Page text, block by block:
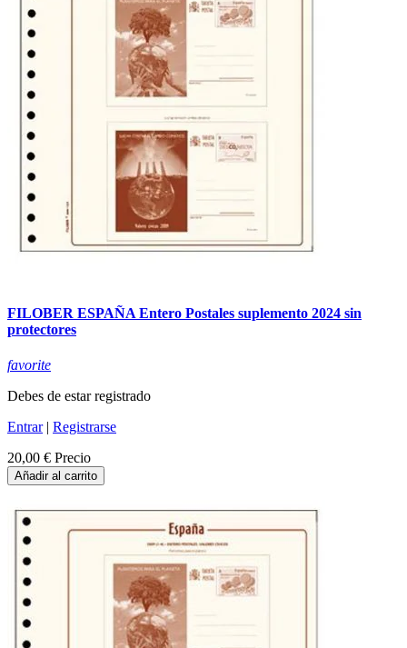
FILOBER ESPAÑA Entero Postales suplemento 2024 sin
protectores
favorite
Debes de estar registrado
Entrar| Registrarse
20,00 € Precio
Añadir al carrito